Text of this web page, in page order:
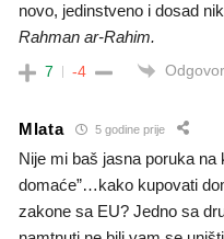
novo, jedinstveno i dosad
Rahman ar-Rahim.
7 -4
Mlata 5 godine prije
Nije mi baš jasna poruka na
domaće”…kako kupovati
zakone sa EU? Jedno sa